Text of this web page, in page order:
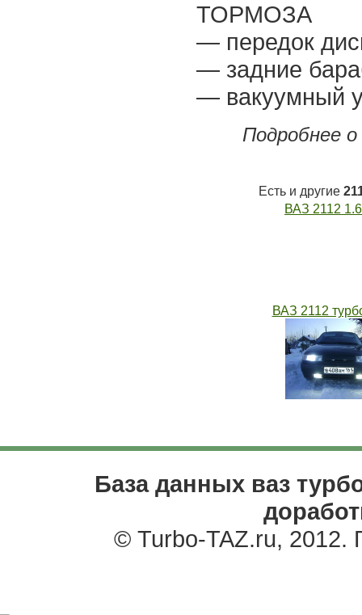
ТОРМОЗА
— передок
— задние
— вакуумный
Подробнее
Есть и другие
ВАЗ 2112
ВАЗ 2112
База данных ваз
© Turbo-TAZ.ru, 2012.